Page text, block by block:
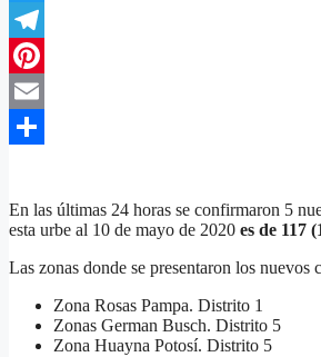
Twitter
Telegram
Pinterest
Email
En las últimas 24 horas se confirmaron 5
esta urbe al 10 de mayo de 2020 es de 117
Las zonas donde se presentaron los
Zona Rosas Pampa. Distrito 1
Zonas German Busch. Distrito 5
Zona Huayna Potosí. Distrito 5